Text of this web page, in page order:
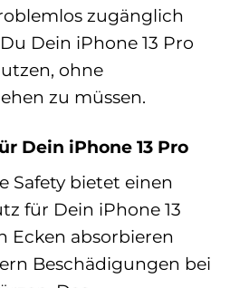
zugänglich
Dein iPhone 13 Pro
ohne
zu müssen.
Dein iPhone 13 Pro
Safety bietet einen
für Dein iPhone 13
Ecken absorbieren
Beschädigungen bei